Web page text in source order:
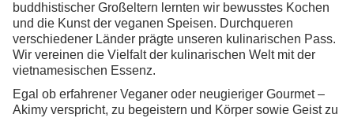
buddhistischer Großeltern lernten wir bewusstes Kochen
und die Kunst der veganen Speisen. Durchqueren
verschiedener Länder prägte unseren kulinarischen Pass.
Wir vereinen die Vielfalt der kulinarischen Welt mit der
vietnamesischen Essenz.
Egal ob erfahrener Veganer oder neugieriger Gourmet –
Akimy verspricht, zu begeistern und Körper sowie Geist zu